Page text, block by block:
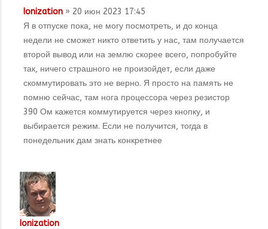
Ionization » 20 июн 2023 17:45
Я в отпуске пока, не могу посмотреть, и до конца
недели не сможет никто ответить у нас, там получается
второй вывод или на землю скорее всего, попробуйте
так, ничего страшного не произойдет, если даже
скоммутировать это не верно. Я просто на память не
помню сейчас, там нога процессора через резистор
390 Ом кажется коммутируется через кнопку, и
выбирается режим. Если не получится, тогда в
понедельник дам знать конкретнее
Ionization